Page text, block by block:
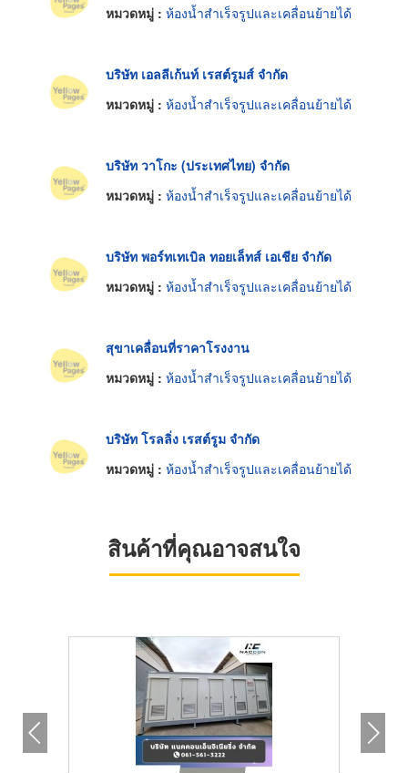
หมวดหมู่ : ห้องน้ำสำเร็จรูปและเคลื่อนย้ายได้
บริษัท เอลลีเก้นท์ เรสต์รูมส์ จำกัด
หมวดหมู่ : ห้องน้ำสำเร็จรูปและเคลื่อนย้ายได้
บริษัท วาโกะ (ประเทศไทย) จำกัด
หมวดหมู่ : ห้องน้ำสำเร็จรูปและเคลื่อนย้ายได้
บริษัท พอร์ทเทเบิล ทอยเล็ทส์ เอเชีย จำกัด
หมวดหมู่ : ห้องน้ำสำเร็จรูปและเคลื่อนย้ายได้
สุขาเคลื่อนที่ราคาโรงงาน
หมวดหมู่ : ห้องน้ำสำเร็จรูปและเคลื่อนย้ายได้
บริษัท โรลลิ่ง เรสต์รูม จำกัด
หมวดหมู่ : ห้องน้ำสำเร็จรูปและเคลื่อนย้ายได้
สินค้าที่คุณอาจสนใจ